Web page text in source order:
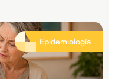
Epidemiología